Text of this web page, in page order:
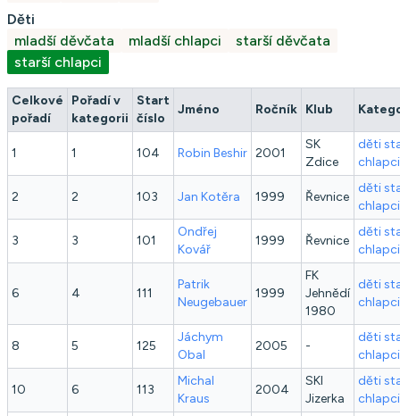
Děti
mladší děvčata
mladší chlapci
starší děvčata
starší chlapci
Celkové
pořadí
Pořadí v
kategorii
Start
číslo
Jméno Ročník Klub
1 1 104 Robin Beshir 2001
SK
Zdice
děti
chlapci
2 2 103 Jan Kotěra 1999 Řevnice
děti
chlapci
3 3 101
Ondřej
Kovář
1999 Řevnice
děti
chlapci
6 4 111
Patrik
Neugebauer
1999
FK
Jehnědí
1980
děti
chlapci
8 5 125
Jáchym
Obal
2005 -
děti
chlapci
10 6 113
Michal
Kraus
2004
SKI
Jizerka
děti
chlapci